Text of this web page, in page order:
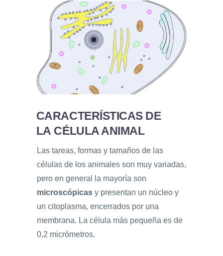
CARACTERÍSTICAS DE
LA CÉLULA ANIMAL
Las tareas, formas y tamaños de las
células de los animales son muy variadas,
pero en general la mayoría son
microscópicas y presentan un núcleo y
un citoplasma, encerrados por una
membrana. La célula más pequeña es de
0,2 micrómetros.